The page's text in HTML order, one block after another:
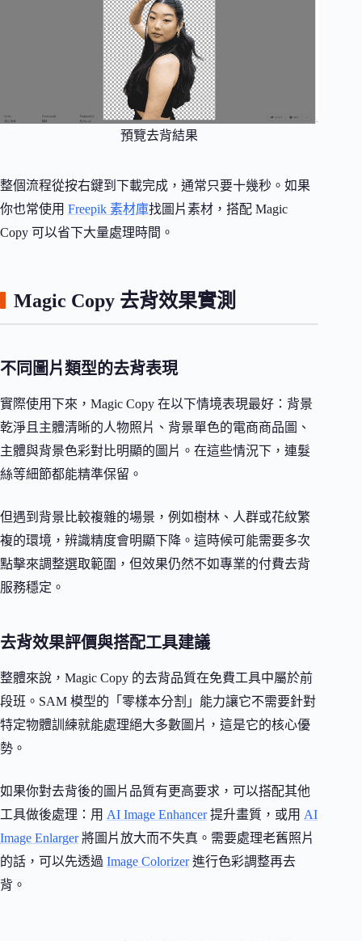
預覽去背結果
整個流程從按右鍵到下載完成，通常只要十幾秒。如果
你也常使用 Freepik 素材庫找圖片素材，搭配 Magic
Copy 可以省下大量處理時間。
Magic Copy 去背效果實測
不同圖片類型的去背表現
實際使用下來，Magic Copy 在以下情境表現最好：背景
乾淨且主體清晰的人物照片、背景單色的電商商品圖、
主體與背景色彩對比明顯的圖片。在這些情況下，連髮
絲等細節都能精準保留。
但遇到背景比較複雜的場景，例如樹林、人群或花紋繁
複的環境，辨識精度會明顯下降。這時候可能需要多次
點擊來調整選取範圍，但效果仍然不如專業的付費去背
服務穩定。
去背效果評價與搭配工具建議
整體來說，Magic Copy 的去背品質在免費工具中屬於前
段班。SAM 模型的「零樣本分割」能力讓它不需要針對
特定物體訓練就能處理絕大多數圖片，這是它的核心優
勢。
如果你對去背後的圖片品質有更高要求，可以搭配其他
工具做後處理：用 AI Image Enhancer提升畫質，或用 AI
Image Enlarger將圖片放大而不失真。需要處理老舊照片
的話，可以先透過 Image Colorizer進行色彩調整再去
背。